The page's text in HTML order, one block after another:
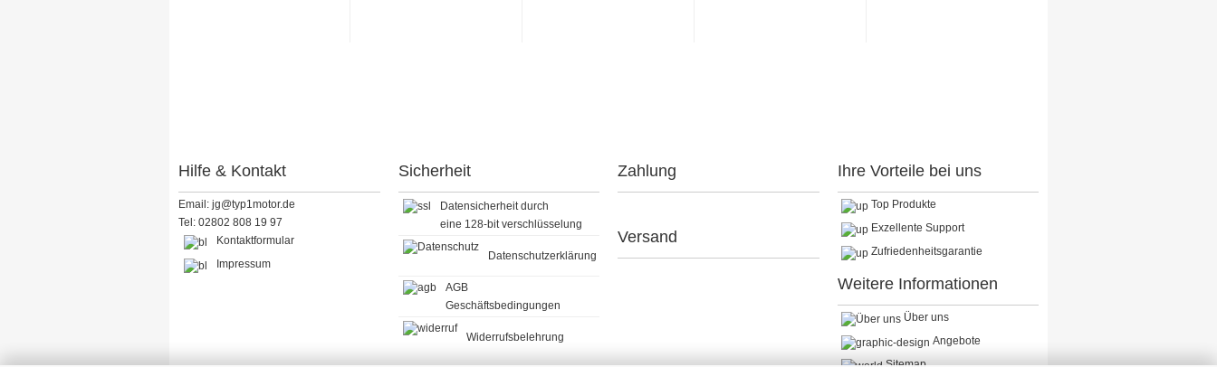
Hilfe & Kontakt
Email: jg@typ1motor.de
Tel: 02802 808 19 97
Kontaktformular
Impressum
Sicherheit
Datensicherheit durch
eine 128-bit verschlüsselung
Datenschutzerklärung
AGB
Geschäftsbedingungen
Widerrufsbelehrung
Zahlung
Versand
Ihre Vorteile bei uns
Top Produkte
Exzellente Support
Zufriedenheitsgarantie
Weitere Informationen
Über uns
Angebote
Sitemap